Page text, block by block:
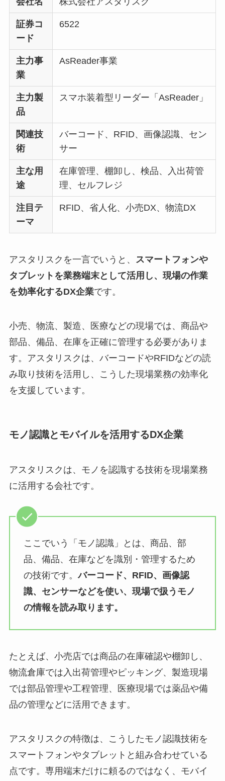
証券コ
ード
6522
主力事
業
AsReader事業
主力製
品
スマホ装着型リーダー「AsReader」
関連技
術
バーコード、RFID、画像認識、セン
サー
主な用
途
在庫管理、棚卸し、検品、入出荷管
理、セルフレジ
注目テ
ーマ
RFID、省人化、小売DX、物流DX
アスタリスクを一言でいうと、 スマートフォンや
タブレットを業務端末として活用し、現場の作業
を効率化するDX企業です。
小売、物流、製造、医療などの現場では、商品や
部品、備品、在庫を正確に管理する必要がありま
す。アスタリスクは、バーコードやRFIDなどの読
み取り技術を活用し、こうした現場業務の効率化
を支援しています。
モノ認識とモバイルを活用するDX企業
アスタリスクは、モノを認識する技術を現場業務
に活用する会社です。
ここでいう「モノ認識」とは、商品、部
品、備品、在庫などを識別・管理するため
の技術です。バーコード、RFID、画像認
識、センサーなどを使い、現場で扱うモノ
の情報を読み取ります。
たとえば、小売店では商品の在庫確認や棚卸し、
物流倉庫では入出荷管理やピッキング、製造現場
では部品管理や工程管理、医療現場では薬品や備
品の管理などに活用できます。
アスタリスクの特徴は、こうしたモノ認識技術を
スマートフォンやタブレットと組み合わせている
点です。専用端末だけに頼るのではなく、モバイ